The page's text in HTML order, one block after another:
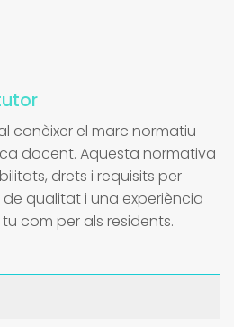
conèixer el marc normatiu
docent. Aquesta normativa
drets i requisits per
qualitat i una experiència
com per als residents.